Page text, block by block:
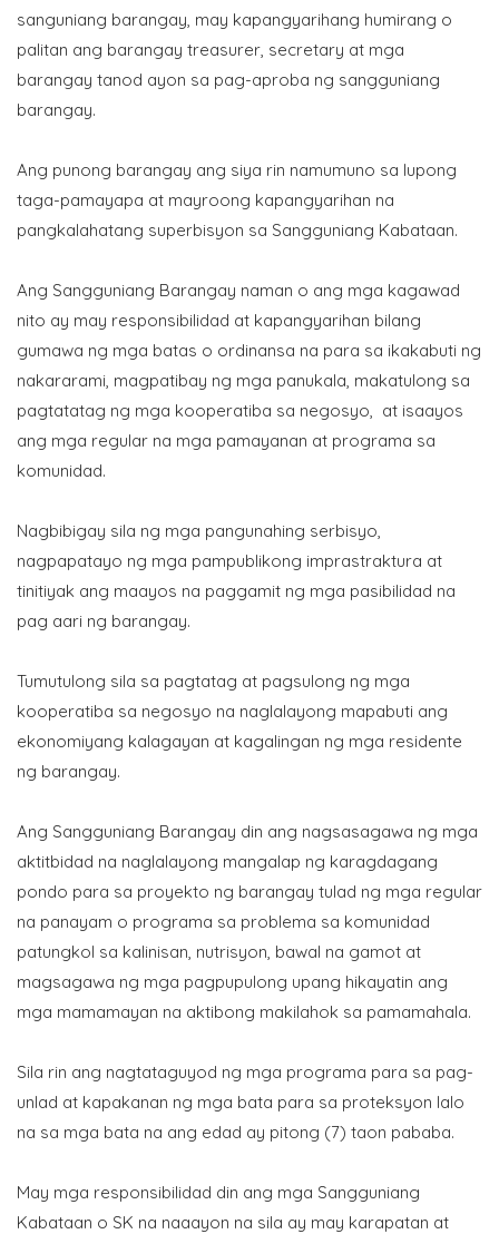
sanguniang barangay, may kapangyarihang humirang o
palitan ang barangay treasurer, secretary at mga
barangay tanod ayon sa pag-aproba ng sangguniang
barangay.
Ang punong barangay ang siya rin namumuno sa lupong
taga-pamayapa at mayroong kapangyarihan na
pangkalahatang superbisyon sa Sangguniang Kabataan.
Ang Sangguniang Barangay naman o ang mga kagawad
nito ay may responsibilidad at kapangyarihan bilang
gumawa ng mga batas o ordinansa na para sa ikakabuti ng
nakararami, magpatibay ng mga panukala, makatulong sa
pagtatatag ng mga kooperatiba sa negosyo, at isaayos
ang mga regular na mga pamayanan at programa sa
komunidad.
Nagbibigay sila ng mga pangunahing serbisyo,
nagpapatayo ng mga pampublikong imprastraktura at
tinitiyak ang maayos na paggamit ng mga pasibilidad na
pag aari ng barangay.
Tumutulong sila sa pagtatag at pagsulong ng mga
kooperatiba sa negosyo na naglalayong mapabuti ang
ekonomiyang kalagayan at kagalingan ng mga residente
ng barangay.
Ang Sangguniang Barangay din ang nagsasagawa ng mga
aktitbidad na naglalayong mangalap ng karagdagang
pondo para sa proyekto ng barangay tulad ng mga regular
na panayam o programa sa problema sa komunidad
patungkol sa kalinisan, nutrisyon, bawal na gamot at
magsagawa ng mga pagpupulong upang hikayatin ang
mga mamamayan na aktibong makilahok sa pamamahala.
Sila rin ang nagtataguyod ng mga programa para sa pag-
unlad at kapakanan ng mga bata para sa proteksyon lalo
na sa mga bata na ang edad ay pitong (7) taon pababa.
May mga responsibilidad din ang mga Sangguniang
Kabataan o SK na naaayon na sila ay may karapatan at